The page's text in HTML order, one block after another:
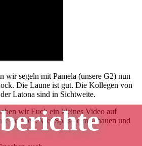
wir segeln mit Pamela (unsere G2) nun
Die Laune ist gut. Die Kollegen von
Latona sind in Sichtweite.
wir Euch ein kleines Video auf
geladen. Viel Spaß beim schauen und